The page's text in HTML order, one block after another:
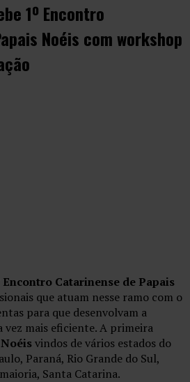
1º Encontro
Noéis com workshop
Encontro Catarinense de Papais
que atuam nesse ramo com o
para que desenvolvam a
vez mais eficiente. A primeira
vindos de vários estados do
Paraná, Rio Grande do Sul,
Santa Catarina.